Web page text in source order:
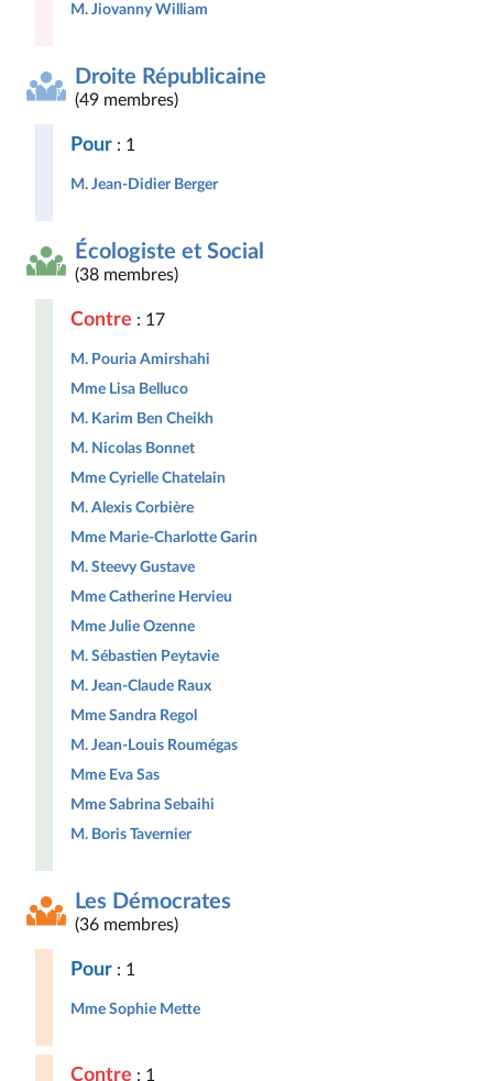
M. Jiovanny William
Droite Républicaine
(49 membres)
Pour : 1
M. Jean-Didier Berger
Écologiste et Social
(38 membres)
Contre : 17
M. Pouria Amirshahi
Mme Lisa Belluco
M. Karim Ben Cheikh
M. Nicolas Bonnet
Mme Cyrielle Chatelain
M. Alexis Corbière
Mme Marie-Charlotte Garin
M. Steevy Gustave
Mme Catherine Hervieu
Mme Julie Ozenne
M. Sébastien Peytavie
M. Jean-Claude Raux
Mme Sandra Regol
M. Jean-Louis Roumégas
Mme Eva Sas
Mme Sabrina Sebaihi
M. Boris Tavernier
Les Démocrates
(36 membres)
Pour : 1
Mme Sophie Mette
Contre : 1